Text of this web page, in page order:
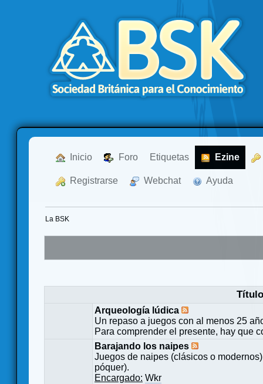
Inicio Foro Etiquetas Ezine
Registrarse Webchat Ayuda
La BSK
Título
Arqueología lúdica
Un repaso a juegos con al menos 25
Para comprender el presente, hay que
Barajando los naipes
Juegos de naipes (clásicos o
póquer).
Encargado: Wkr